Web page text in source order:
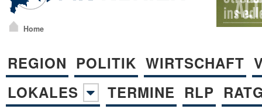
Home
REGION POLITIK WIRTSCHAFT
LOKALES
TERMINE RLP